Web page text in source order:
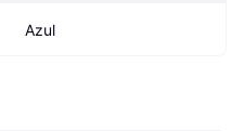
Azul